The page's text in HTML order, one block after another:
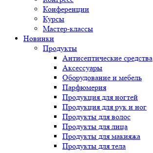
Конференции
Курсы
Мастер-классы
Новинки
Продукты
Антисептические средства
Аксессуары
Оборудование и мебель
Парфюмерия
Продукция для ногтей
Продукция для рук и ног
Продукты для волос
Продукты для лица
Продукты для макияжа
Продукты для тела